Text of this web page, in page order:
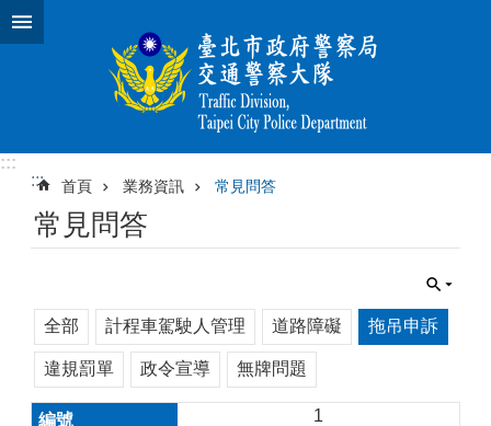
跳到主要內容區塊
:::
:::
首頁 業務資訊 常見問答
常見問答
全部 計程車駕駛人管理 道路障礙 拖吊申訴
違規罰單 政令宣導 無牌問題
1